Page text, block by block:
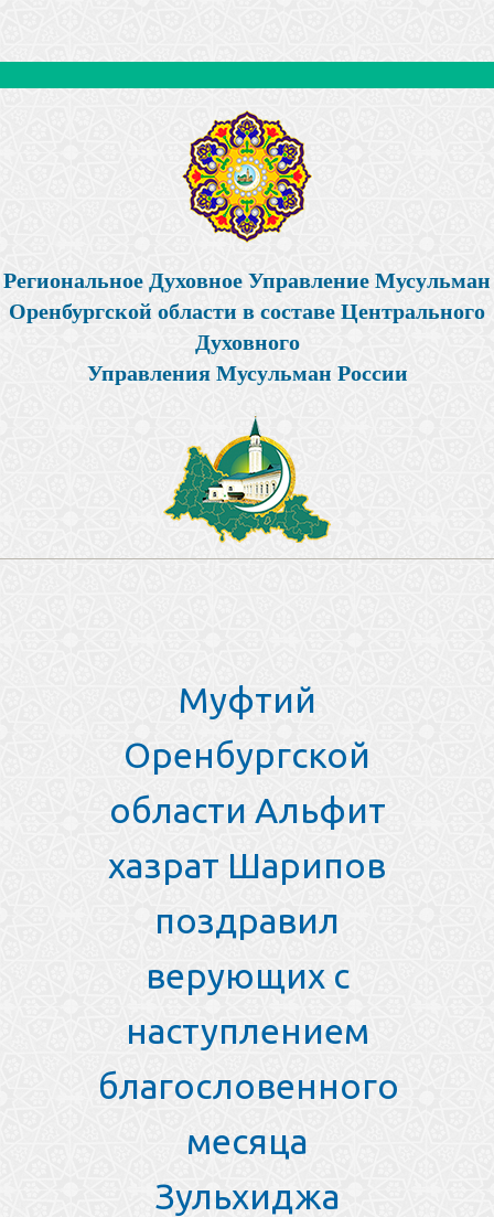
Региональное Духовное Управление Мусульман
Оренбургской области в составе Центрального
Духовного
Управления Мусульман России
Муфтий
Оренбургской
области Альфит
хазрат Шарипов
поздравил
верующих с
наступлением
благословенного
месяца
Зульхиджа